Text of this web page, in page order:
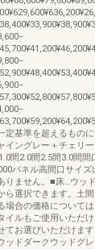
定基準を超えるもの
イングレー＋チェリ
間2.0間2.5間3.0間間
パネル高間口サイズ
りません。■床…ウッ
ら選択できます。土間
合の価格については
ルもご使用いただけ
てお選びいただけま
ッドダークウッドグレ